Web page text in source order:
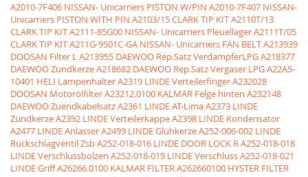
A2010-7F406 NISSAN- Unicarriers PISTON W/PIN A2010-7F407 NISSAN-
Unicarriers PISTON WITH PIN A2103/15 CLARK TIP KITA2110T/13
CLARK TIP KITA2111-85G00 NISSAN- Unicarriers PleuellagerA2111T/05
CLARK TIP KITA211G-9501C-GA NISSAN- Unicarriers FAN BELTA213939
DOOSAN Filter LA213955 DAEWOO Rep.Satz VerdampferLPGA218377
DAEWOO ZündkerzeA218682 DAEWOO Rep.Satz Vergaser LPGA22A5-
10401 HELI LampenhalterA2319 LINDE VerteilerfingerA232028
DOOSAN MotorölfilterA23212.0100 KALMAR Felge hinten A232148
DAEWOO ZuendkabelsatzA2361 LINDE AT-LimaA2373 LINDE
ZündkerzeA2392 LINDE VerteilerkappeA2398 LINDE Kondensator
A2477 LINDE AnlasserA2499 LINDE GlühkerzeA252-006-002 LINDE
Rückschlagventil ZsbA252-018-016 LINDE DOOR LOCK RA252-018-018
LINDE Verschlussbolzen A252-018-019 LINDE VerschlussA252-018-021
LINDE GriffA26266.0100 KALMAR FILTERA262660100 HYSTER FILTER